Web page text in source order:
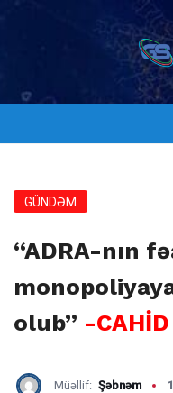
GÜNDƏM
“ADRA-nın
olub” -
Müəllif: Şəbnəm